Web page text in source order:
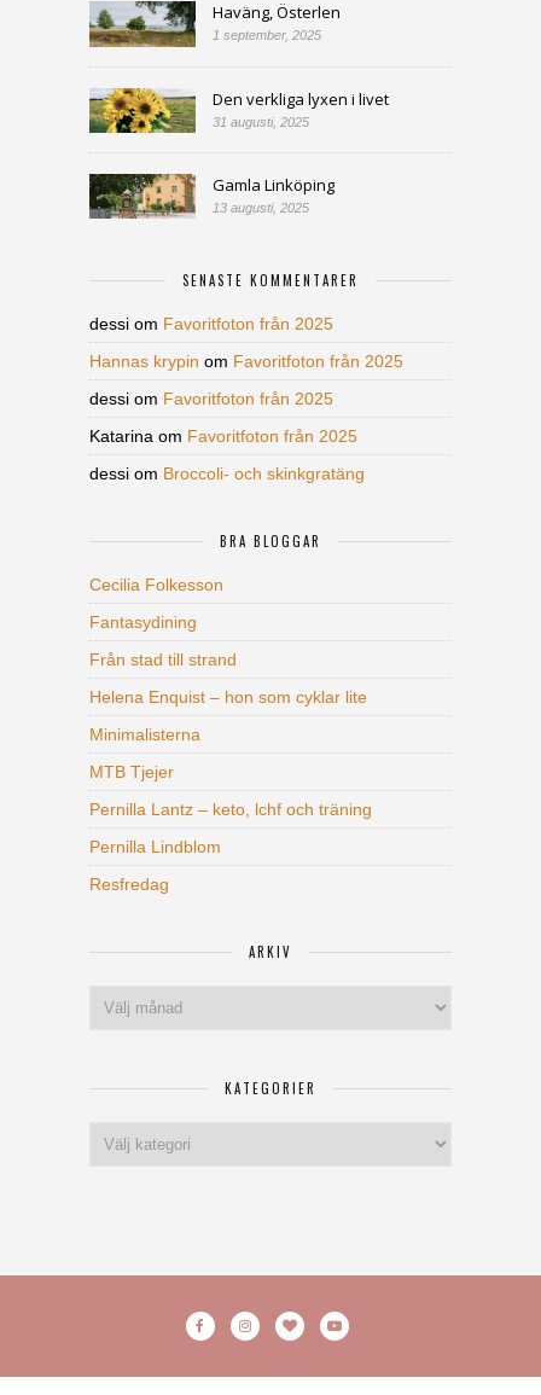
Haväng, Österlen
1 september, 2025
Den verkliga lyxen i livet
31 augusti, 2025
Gamla Linköping
13 augusti, 2025
SENASTE KOMMENTARER
dessi om Favoritfoton från 2025
Hannas krypin om Favoritfoton från 2025
dessi om Favoritfoton från 2025
Katarina om Favoritfoton från 2025
dessi om Broccoli- och skinkgratäng
BRA BLOGGAR
Cecilia Folkesson
Fantasydining
Från stad till strand
Helena Enquist – hon som cyklar lite
Minimalisterna
MTB Tjejer
Pernilla Lantz – keto, lchf och träning
Pernilla Lindblom
Resfredag
ARKIV
KATEGORIER